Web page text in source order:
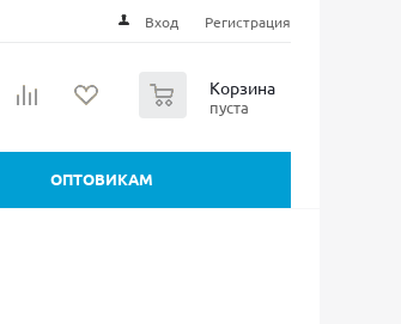
Вход Регистрация
Корзина
пуста
ОПТОВИКАМ